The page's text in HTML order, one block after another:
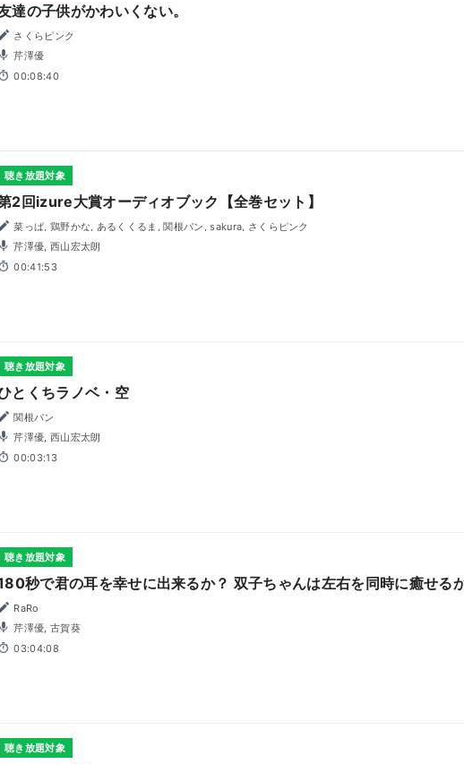
達の子供がかわいくない。
さくらピンク
芹澤優
00:08:40
聴き放題対象
2回izure大賞オーディオブック【全巻セット】
菜っぱ, 鶏野かな, あるくくるま, 関根パン, sakura, さくらピンク
芹澤優, 西山宏太朗
00:41:53
聴き放題対象
とくちラノベ・空
関根パン
芹澤優, 西山宏太朗
00:03:13
聴き放題対象
秒で君の耳を幸せに出来るか？ 双子ちゃんは左右を同時に癒せる
RaRo
芹澤優, 古賀葵
03:04:08
聴き放題対象